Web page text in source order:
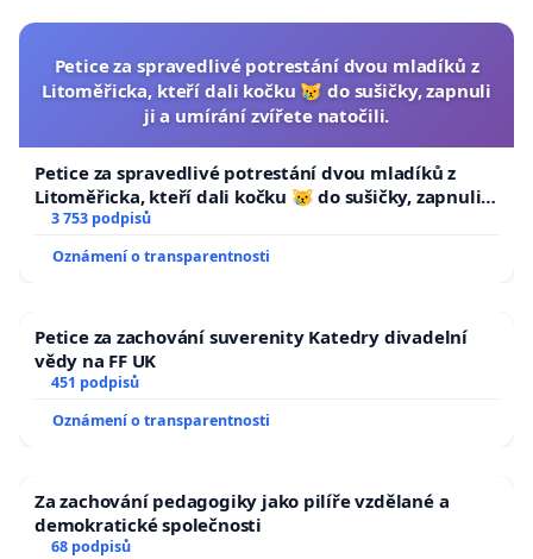
Petice za spravedlivé potrestání dvou mladíků z
Litoměřicka, kteří dali kočku 😿 do sušičky, zapnuli
ji a umírání zvířete natočili.
Petice za spravedlivé potrestání dvou mladíků z
Litoměřicka, kteří dali kočku 😿 do sušičky, zapnuli ji
a umírání zvířete natočili.
3 753 podpisů
Oznámení o transparentnosti
Petice za zachování suverenity Katedry divadelní
vědy na FF UK
451 podpisů
Oznámení o transparentnosti
Za zachování pedagogiky jako pilíře vzdělané a
demokratické společnosti
68 podpisů